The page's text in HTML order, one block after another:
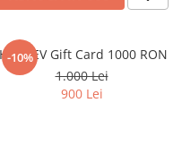
-10%EV Gift Card 1000 RON
1.000 Lei
900 Lei